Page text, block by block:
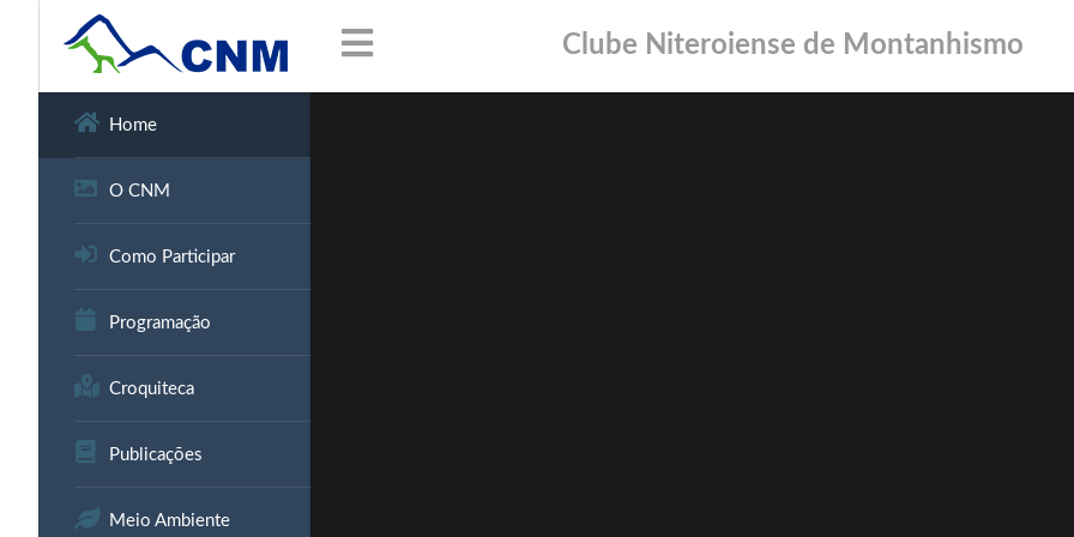
Clube Niteroiense de Montanhismo
Home
O CNM
Como Participar
Programação
Croquiteca
Publicações
Meio Ambiente